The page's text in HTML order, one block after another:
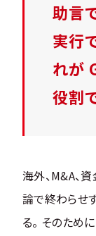
助言
実行
れが
役割
海外、M&A、
論で終わらせ
る。 そのため